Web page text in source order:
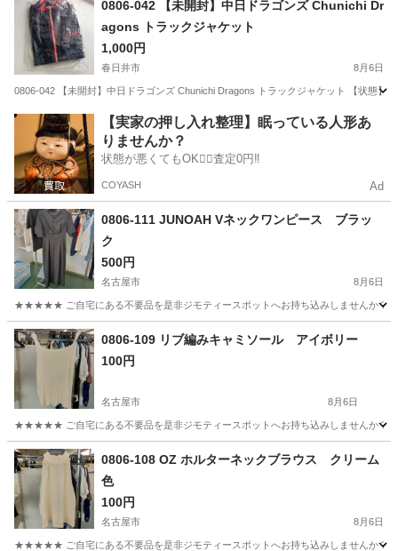
0806-042 【未開封】中日ドラゴンズ Chunichi Dr
agons トラックジャケット
1,000円
春日井市 8月6日
0806-042 【未開封】中日ドラゴンズ Chunichi Dragons トラックジャケット 【状態
愛知 春日井市 ジャンパー Chunichi
【実家の押し入れ整理】眠っている人形あ
りませんか？
状態が悪くてもOK🙆‍♀️査定0円‼️
COYASH Ad
0806-111 JUNOAH Vネックワンピース ブラッ
ク
500円
名古屋市 8月6日
★★★★★ ご自宅にある不要品を是非ジモティースポットへお持ち込みしませんか？
愛知 名古屋市 現地
0806-109 リブ編みキャミソール アイボリー
100円
名古屋市 8月6日
★★★★★ ご自宅にある不要品を是非ジモティースポットへお持ち込みしませんか？
愛知 名古屋市 キャミソール
0806-108 OZ ホルターネックブラウス クリーム
色
100円
名古屋市 8月6日
★★★★★ ご自宅にある不要品を是非ジモティースポットへお持ち込みしませんか？